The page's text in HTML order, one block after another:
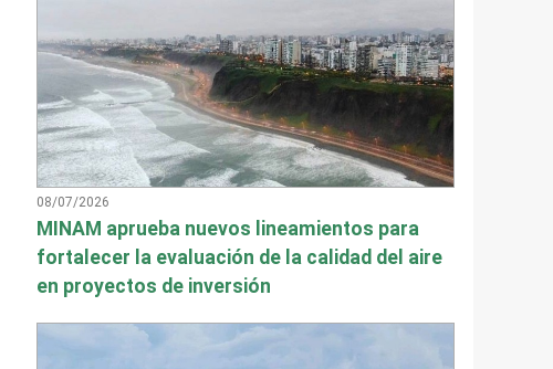
08/07/2026
MINAM aprueba nuevos lineamientos para
fortalecer la evaluación de la calidad del aire
en proyectos de inversión